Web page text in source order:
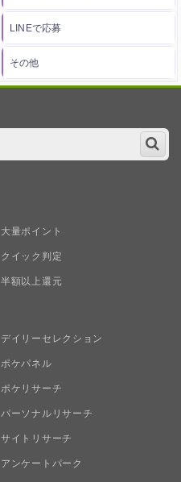
LINEで応募
その他
大量ポイント
クイック判定
半額以上還元
デイリーセレクション
ポケパネル
ポケリサーチ
パーソナルリサーチ
サイトリサーチ
アンケートパーク